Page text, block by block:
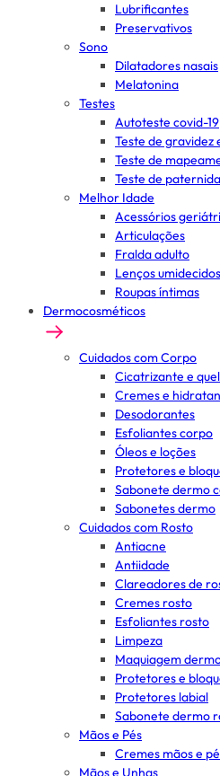
Lubrificantes
Preservativos
Sono
Dilatadores nasais
Melatonina
Testes
Autoteste covid-19
Teste de gravidez
Teste de
Teste de
Melhor Idade
Acessórios
Articulações
Fralda adulto
Lenços umidecidos
Roupas íntimas
Dermocosméticos
Cuidados com Corpo
Cicatrizante e
Cremes e
Desodorantes
Esfoliantes corpo
Óleos e loções
Protetores e
Sabonete dermo
Sabonetes dermo
Cuidados com Rosto
Antiacne
Antiidade
Clareadores de
Cremes rosto
Esfoliantes rosto
Limpeza
Maquiagem
Protetores e
Protetores labial
Sabonete dermo
Mãos e Pés
Cremes mãos e
Mãos e Unhas